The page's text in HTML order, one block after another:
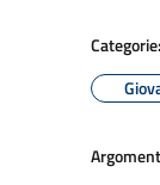
Categorie: